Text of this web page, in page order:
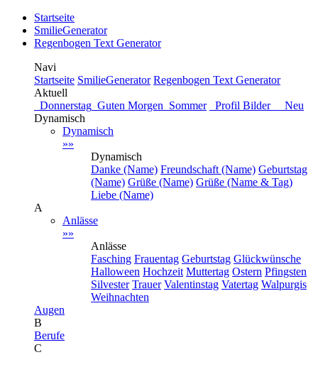
Startseite
SmilieGenerator
Regenbogen Text Generator
Navi
Startseite SmilieGenerator Regenbogen Text Generator
Aktuell
Donnerstag Guten Morgen Sommer
Profil Bilder Neu
Dynamisch
Dynamisch
»»
Dynamisch
Danke (Name) Freundschaft (Name) Geburtstag
(Name) Grüße (Name) Grüße (Name & Tag)
Liebe (Name)
A
Anlässe
»»
Anlässe
Fasching Frauentag Geburtstag Glückwünsche
Halloween Hochzeit Muttertag Ostern Pfingsten
Silvester Trauer Valentinstag Vatertag Walpurgis
Weihnachten
Augen
B
Berufe
C